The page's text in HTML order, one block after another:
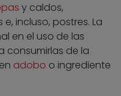
y caldos,
incluso, postres. La
en el uso de las
consumirlas de la
adobo o ingrediente